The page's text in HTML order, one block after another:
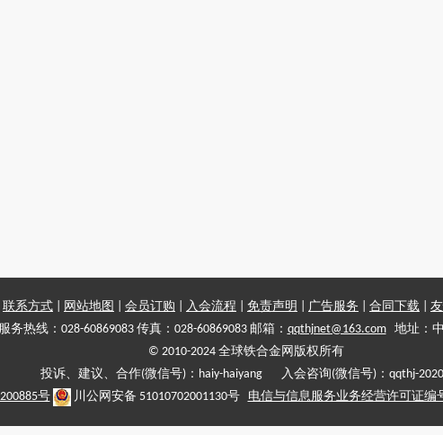
联系方式 网站地图 会员订购 入会流程 免责声明 广告服务 合同下载
务热线：028-60869083 传真：028-60869083 邮箱： qqthjnet@163.com地址：中
© 2010-2024 全球铁合金网版权所有
投诉、建议、合作(微信号)：haiy-haiyang 入会咨询(微信号)：qqthj-2020
号
川公网安备 51010702001130号 电信与信息服务业务经营许可证编